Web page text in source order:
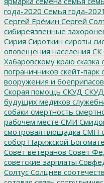
года-2020 Семья года-2021
Сергей Ерёмин Сергей
сибиреязвенные
Сирия Сироткин сироты
оповещения населения СК
Хабаровскому краю сказка
пограничников скейт-парк
вооружения и боеприпасов
Скорая помощь СКУД
будущих медиков
собаки смертность
рабочем месте СМИ
смотровая площадка СМП
собор Парижской
Совет ветеранов Совет
советские зарплаты
Солтус Солцнев